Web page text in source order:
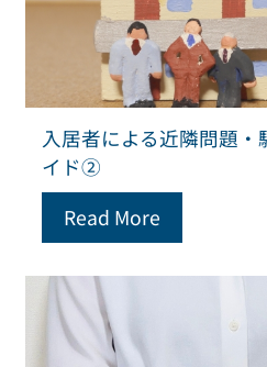
入居者による近隣問題
イド②
Read More